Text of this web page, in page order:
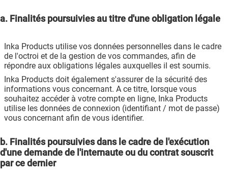
a. Finalités poursuivies au titre d'une obligation légale
Inka Products utilise vos données personnelles dans le cadre
de l'octroi et de la gestion de vos commandes, afin de
répondre aux obligations légales auxquelles il est soumis.
Inka Products doit également s'assurer de la sécurité des
informations vous concernant. A ce titre, lorsque vous
souhaitez accéder à votre compte en ligne, Inka Products
utilise les données de connexion (identifiant / mot de passe)
vous concernant afin de vous identifier.
b. Finalités poursuivies dans le cadre de l'exécution
d'une demande de l'internaute ou du contrat souscrit
par ce dernier